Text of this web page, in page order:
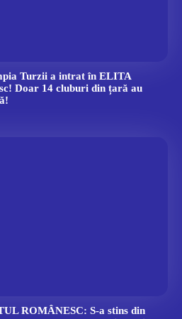
Turzii a intrat în ELITA
Doar 14 cluburi din țară au
ROMÂNESC: S-a stins din